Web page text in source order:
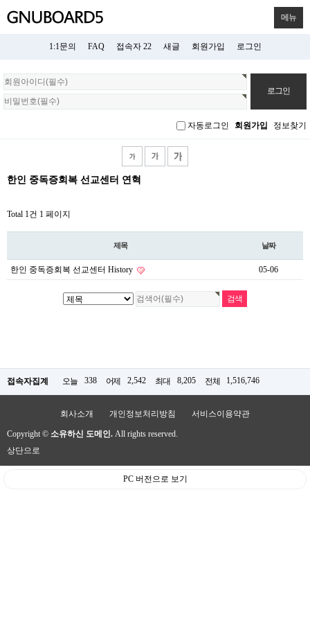
메뉴
1:1문의 FAQ 접속자 22 새글 회원가입 로그인
회
원
로
자동로그인 회원가입 정보찾기
한인 중독증회복 선교센터 연혁
Total 1건 1 페이지
제목 날짜
한인 중독증회복 선교센터 History 05-06
접속자집계 오늘 338 어제 2,542 최대 8,205 전체 1,516,746
회사소개 개인정보처리방침 서비스이용약관
Copyright © 소유하신 도메인. All rights reserved.
상단으로
PC 버전으로 보기